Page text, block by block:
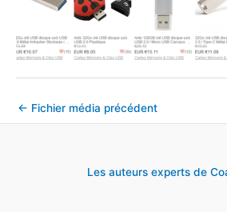
← Fichier média précédent
Les auteurs experts de